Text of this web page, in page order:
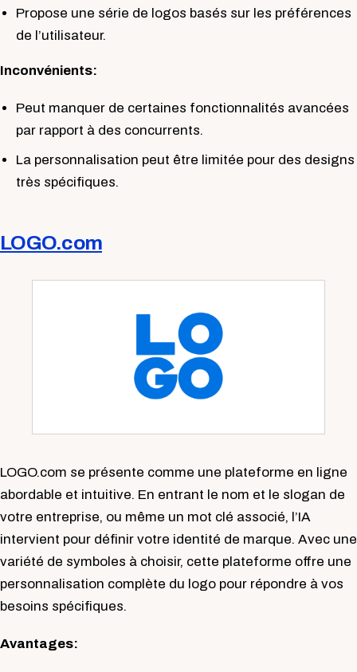
Propose une série de logos basés sur les préférences
de l’utilisateur.
Inconvénients:
Peut manquer de certaines fonctionnalités avancées
par rapport à des concurrents.
La personnalisation peut être limitée pour des designs
très spécifiques.
LOGO.com
LOGO.com se présente comme une plateforme en ligne
abordable et intuitive. En entrant le nom et le slogan de
votre entreprise, ou même un mot clé associé, l’IA
intervient pour définir votre identité de marque. Avec une
variété de symboles à choisir, cette plateforme offre une
personnalisation complète du logo pour répondre à vos
besoins spécifiques.
Avantages: